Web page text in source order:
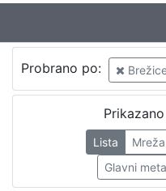
Probrano po:
Lista Mreža
Glavni